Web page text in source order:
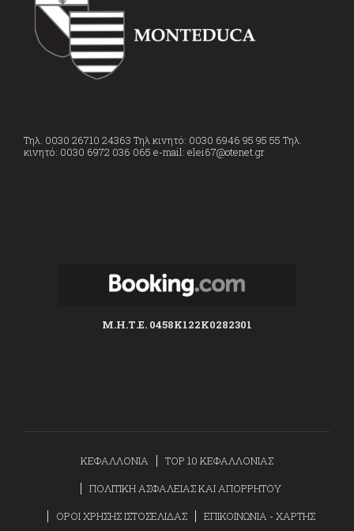
Τηλ. 0030 26710 24363 Τηλ κινητό: 0030 6946 95 95 55 Τηλ.
κινητό: 0030 6972 036 065 e-mail: elei67@otenet.gr
Μ.Η.Τ.Ε. 0458K122K0282301
ΚΕΦΑΛΛΟΝΙΑ
TOP 10 ΚΕΦΑΛΛΟΝΙΑΣ
ΠΟΛΙΤΙΚΗ ΑΣΦΑΛΕΙΑΣ ΚΑΙ ΑΠΟΡΡΗΤΟΥ
ΟΡΟΙ ΧΡΗΣΗΣ ΙΣΤΟΣΕΛΙΔΑΣ
ΕΠΙΚΟΙΝΩΝΙΑ - ΧΑΡΤΗΣ